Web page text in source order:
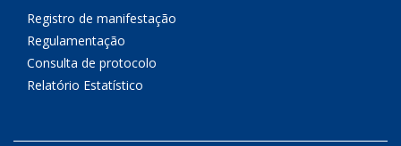
Registro de manifestação
Regulamentação
Consulta de protocolo
Relatório Estatístico